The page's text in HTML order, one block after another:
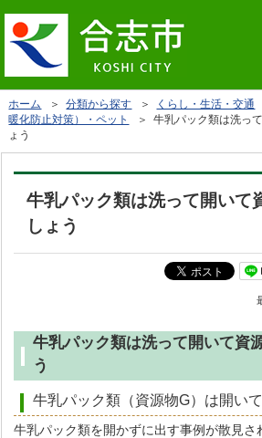
ホーム ＞分類から探す ＞ くらし・生活・交通
暖化防止対策）・ペット
＞ 牛乳パック類は洗っ
ょう
牛乳パック類は洗って開いて
しょう
牛乳パック類は洗って開いて資
う
牛乳パック類（資源物G）は開い
牛乳パック類を開かずに出す事例が散見さ